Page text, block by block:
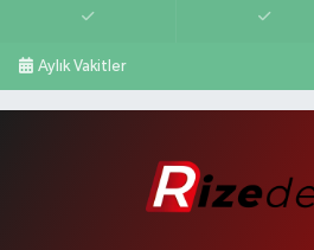
Aylık Vakitler